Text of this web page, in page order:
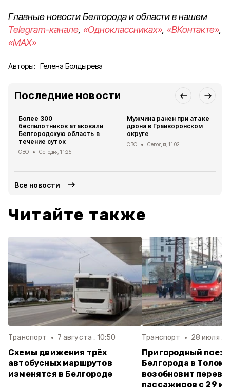
Главные новости Белгорода и области в нашем
Telegram-канале, «Одноклассниках», «ВКонтакте»,
«MAX»
Авторы: Гелена Болдырева
Последние новости
Более 300
беспилотников атаковали
Белгородскую область в
течение суток
СВО Сегодня, 11:25
Мужчина ранен при атаке
дрона в Грайворонском
округе
СВО Сегодня, 11:02
Все новости
Читайте также
Транспорт 7 августа , 10:50
Схемы движения трёх
автобусных маршрутов
изменятся в Белгороде
Транспорт 28 июля ,
Пригородный
Белгорода в
возобновит
пассажиров с 29